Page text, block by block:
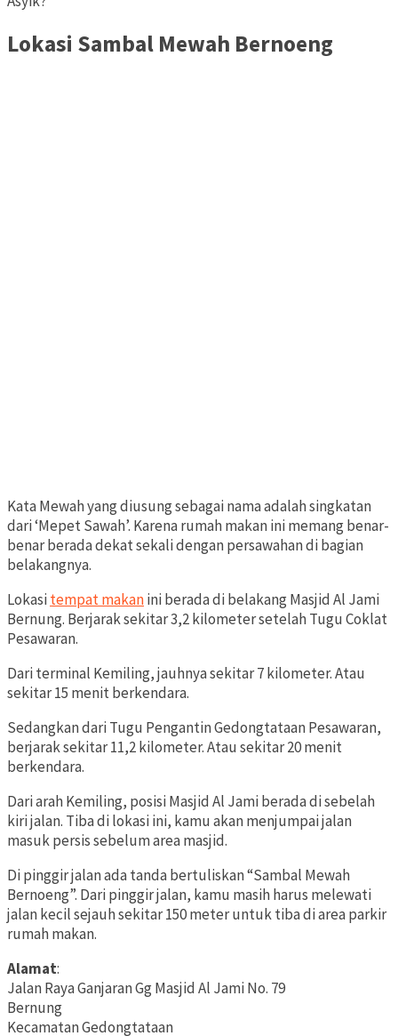
Lokasi Sambal Mewah Bernoeng
Kata Mewah yang diusung sebagai nama adalah singkatan
dari ‘Mepet Sawah’. Karena rumah makan ini memang benar-
benar berada dekat sekali dengan persawahan di bagian
belakangnya.
Lokasitempat makanini berada di belakang Masjid Al Jami
Bernung. Berjarak sekitar 3,2 kilometer setelah Tugu Coklat
Pesawaran.
Dari terminal Kemiling, jauhnya sekitar 7 kilometer. Atau
sekitar 15 menit berkendara.
Sedangkan dari Tugu Pengantin Gedongtataan Pesawaran,
berjarak sekitar 11,2 kilometer. Atau sekitar 20 menit
berkendara.
Dari arah Kemiling, posisi Masjid Al Jami berada di sebelah
kiri jalan. Tiba di lokasi ini, kamu akan menjumpai jalan
masuk persis sebelum area masjid.
Di pinggir jalan ada tanda bertuliskan “Sambal Mewah
Bernoeng”. Dari pinggir jalan, kamu masih harus melewati
jalan kecil sejauh sekitar 150 meter untuk tiba di area parkir
rumah makan.
Alamat:
Jalan Raya Ganjaran Gg Masjid Al Jami No. 79
Bernung
Kecamatan Gedongtataan